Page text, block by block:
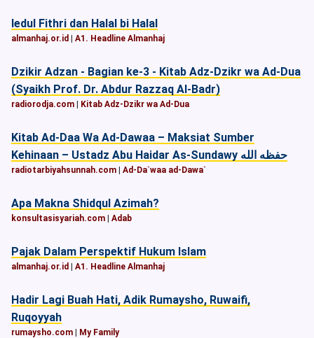
Iedul Fithri dan Halal bi Halal
almanhaj.or.id A1. Headline Almanhaj
Dzikir Adzan - Bagian ke-3 - Kitab Adz-Dzikr wa Ad-Dua
(Syaikh Prof. Dr. Abdur Razzaq Al-Badr)
radiorodja.com Kitab Adz-Dzikr wa Ad-Dua
Kitab Ad-Daa Wa Ad-Dawaa – Maksiat Sumber
Kehinaan – Ustadz Abu Haidar As-Sundawy حفظه الله
radiotarbiyahsunnah.com Ad-Da`waa ad-Dawa`
Apa Makna Shidqul Azimah?
konsultasisyariah.com Adab
Pajak Dalam Perspektif Hukum Islam
almanhaj.or.id A1. Headline Almanhaj
Hadir Lagi Buah Hati, Adik Rumaysho, Ruwaifi,
Ruqoyyah
rumaysho.com My Family